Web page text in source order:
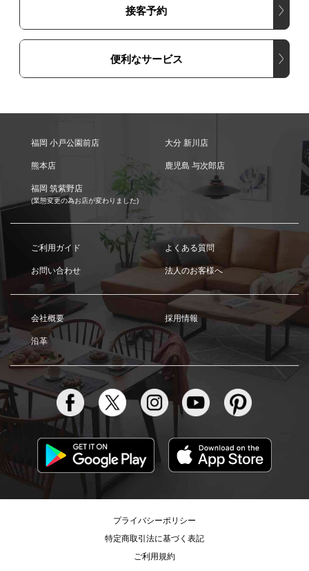
接客予約
便利なサービス
福岡 小戸公園前店 大分 新川店
熊本店 鹿児島 与次郎店
福岡 筑紫野店
(業態変更の為お店が変わりました)
ご利用ガイド よくある質問
お問い合わせ 法人のお客様へ
会社概要 採用情報
沿革
プライバシーポリシー
特定商取引法に基づく表記
ご利用規約